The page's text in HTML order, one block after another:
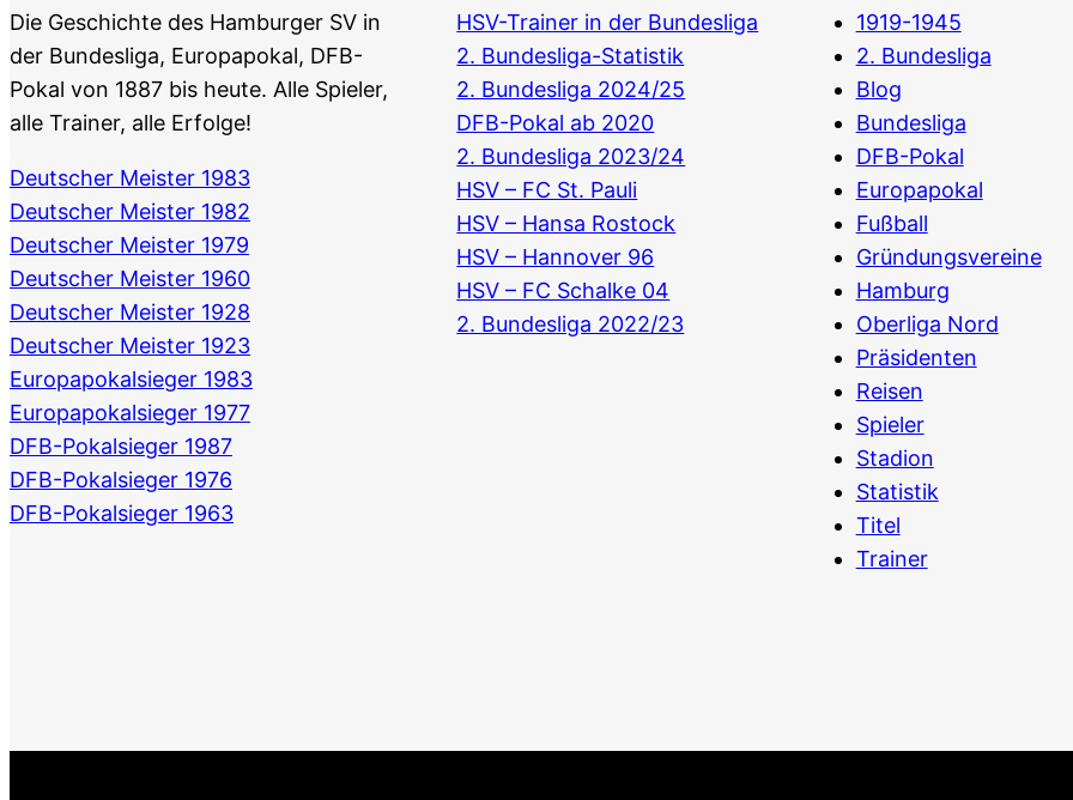
Die Geschichte des Hamburger SV in
der Bundesliga, Europapokal, DFB-
Pokal von 1887 bis heute. Alle Spieler,
alle Trainer, alle Erfolge!
Deutscher Meister 1983
Deutscher Meister 1982
Deutscher Meister 1979
Deutscher Meister 1960
Deutscher Meister 1928
Deutscher Meister 1923
Europapokalsieger 1983
Europapokalsieger 1977
DFB-Pokalsieger 1987
DFB-Pokalsieger 1976
DFB-Pokalsieger 1963
HSV-Trainer in der Bundesliga
2. Bundesliga-Statistik
2. Bundesliga 2024/25
DFB-Pokal ab 2020
2. Bundesliga 2023/24
HSV – FC St. Pauli
HSV – Hansa Rostock
HSV – Hannover 96
HSV – FC Schalke 04
2. Bundesliga 2022/23
1919-1945
2. Bundesliga
Blog
Bundesliga
DFB-Pokal
Europapokal
Fußball
Gründungsvereine
Hamburg
Oberliga Nord
Präsidenten
Reisen
Spieler
Stadion
Statistik
Titel
Trainer